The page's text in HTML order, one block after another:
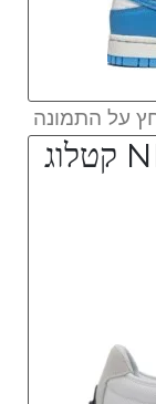
על התמונה
NEW BALANCE 327 קטלוג